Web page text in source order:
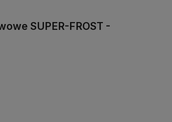
Wybierz coś dla siebie z naszej aktualnej
lub zaloguj się, aby przywrócić dodane
SUPER-FROST -